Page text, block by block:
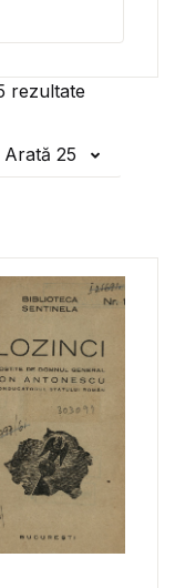
rezultate
Arată 25